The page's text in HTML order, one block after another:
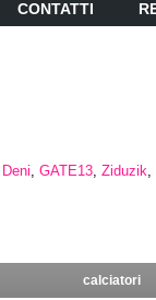
CONTATTI
Deni, GATE13, Ziduzik,
calciatori